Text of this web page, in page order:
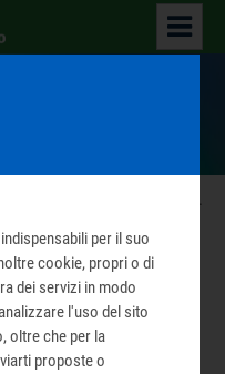
...
del 26/08/2020
ma non
e
per il suo
cookie, propri o di
dei servizi in modo
l'uso del sito
oltre che per la
proposte o